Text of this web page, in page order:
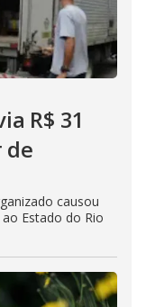
R$ 31
de
causou
Estado do Rio